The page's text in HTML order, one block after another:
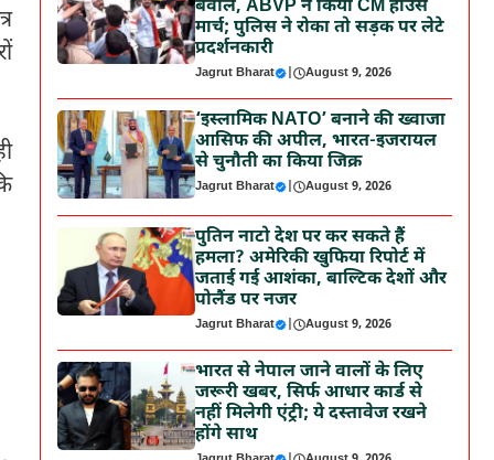
बवाल, ABVP ने किया CM हाउस
मार्च; पुलिस ने रोका तो सड़क पर लेटे
प्रदर्शनकारी
Jagrut Bharat | August 9, 2026
‘इस्लामिक NATO’ बनाने की ख्वाजा
आसिफ की अपील, भारत-इजरायल
से चुनौती का किया जिक्र
Jagrut Bharat | August 9, 2026
पुतिन नाटो देश पर कर सकते हैं
हमला? अमेरिकी खुफिया रिपोर्ट में
जताई गई आशंका, बाल्टिक देशों और
पोलैंड पर नजर
Jagrut Bharat | August 9, 2026
भारत से नेपाल जाने वालों के लिए
जरूरी खबर, सिर्फ आधार कार्ड से
नहीं मिलेगी एंट्री; ये दस्तावेज रखने
होंगे साथ